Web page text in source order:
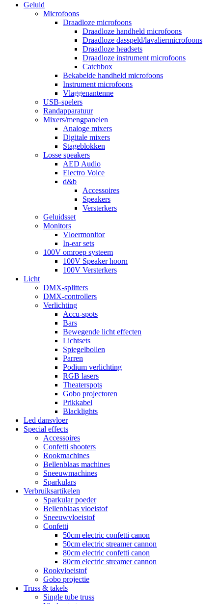
Geluid
Microfoons
Draadloze microfoons
Draadloze handheld microfoons
Draadloze dasspeld/lavaliermicrofoons
Draadloze headsets
Draadloze instrument microfoons
Catchbox
Bekabelde handheld microfoons
Instrument microfoons
Vlaggenantenne
USB-spelers
Randapparatuur
Mixers/mengpanelen
Analoge mixers
Digitale mixers
Stageblokken
Losse speakers
AED Audio
Electro Voice
d&b
Accessoires
Speakers
Versterkers
Geluidsset
Monitors
Vloermonitor
In-ear sets
100V omroep systeem
100V Speaker hoorn
100V Versterkers
Licht
DMX-splitters
DMX-controllers
Verlichting
Accu-spots
Bars
Bewegende licht effecten
Lichtsets
Spiegelbollen
Parren
Podium verlichting
RGB lasers
Theaterspots
Gobo projectoren
Prikkabel
Blacklights
Led dansvloer
Special effects
Accessoires
Confetti shooters
Rookmachines
Bellenblaas machines
Sneeuwmachines
Sparkulars
Verbruiksartikelen
Sparkular poeder
Bellenblaas vloeistof
Sneeuwvloeistof
Confetti
50cm electric confetti canon
50cm electric streamer cannon
80cm electric confetti canon
80cm electric streamer cannon
Rookvloeistof
Gobo projectie
Truss & takels
Single tube truss